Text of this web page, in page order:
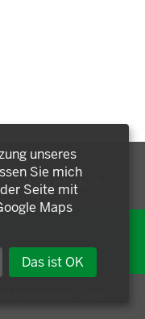
NACH OBEN
unseres
Sie mich
Seite mit
Maps
Das ist OK